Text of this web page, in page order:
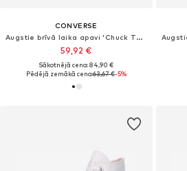
CONVERSE
Augstie brīvā laika apavi 'Chuck Taylor All Star Leather'
59,92 €
Sākotnējā cena: 84,90 €
Pēdējā zemākā cena:63,67 €-5%